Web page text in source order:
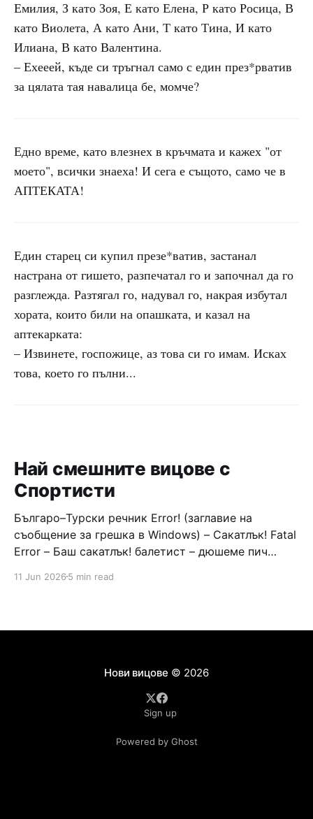
Емилия, З като Зоя, Е като Елена, Р като Росица, В
като Виолета, А като Ани, Т като Тина, И като
Илиана, В като Валентина.
– Ехееей, къде си тръгнал само с един през*рватив
за цялата тая навалица бе, момче?
Едно време, като влезнех в кръчмата и кажех "от
моето", всички знаеха! И сега е същото, само че в
АПТЕКАТА!
Един старец си купил презе*ватив, застанал
настрана от гишето, разпечатал го и започнал да го
разглежда. Разтягал го, надувал го, накрая избутал
хората, които били на опашката, и казал на
аптекарката:
– Извинете, госпожице, аз това си го имам. Исках
това, което го пълни...
Най смешните вицове с
Спортисти
Българо–Турски речник Error! (заглавие на
съобщение за грешка в Windows) – Сакатлък! Fatal
Error – Баш сакатлък! балетист – дюшеме пич
Война и мир – Патаклама и рахатлък Cancel –
дявола – дур базик шаркан бабана сакатлък Двама
11 Jun 2026 5 min read
Нови вицове © 2026
Sign up
Powered by Ghost